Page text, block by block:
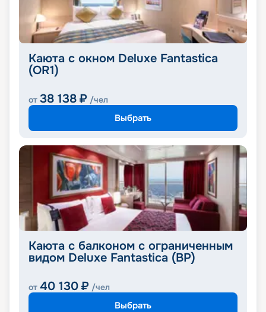
Каюта с окном Deluxe Fantastica
(OR1)
от 38 138 ₽ /чел
Выбрать
Каюта с балконом с ограниченным
видом Deluxe Fantastica (BP)
от 40 130 ₽ /чел
Выбрать